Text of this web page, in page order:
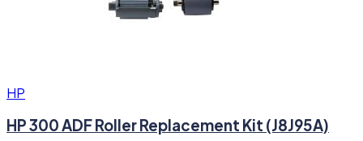
HP
HP 300 ADF Roller Replacement Kit (J8J95A)